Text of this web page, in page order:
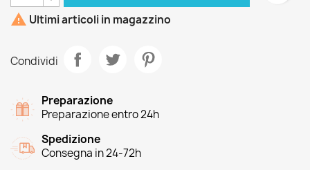
 Ultimi articoli in magazzino
Condividi
Preparazione
Preparazione entro 24h
Spedizione
Consegna in 24-72h